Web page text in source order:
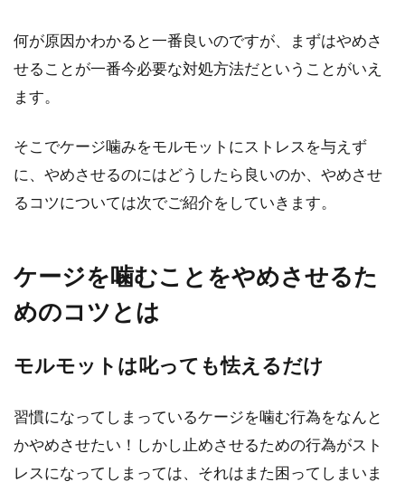
何が原因かわかると一番良いのですが、まずはやめさ
せることが一番今必要な対処方法だということがいえ
ます。
そこでケージ噛みをモルモットにストレスを与えず
に、やめさせるのにはどうしたら良いのか、やめさせ
るコツについては次でご紹介をしていきます。
ケージを噛むことをやめさせるた
めのコツとは
モルモットは叱っても怯えるだけ
習慣になってしまっているケージを噛む行為をなんと
かやめさせたい！しかし止めさせるための行為がスト
レスになってしまっては、それはまた困ってしまいま